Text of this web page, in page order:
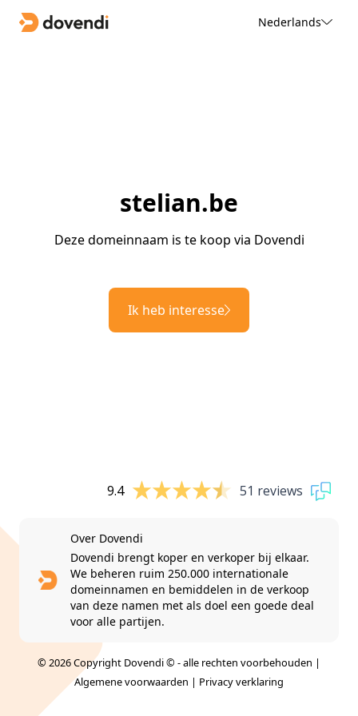
Nederlands
stelian.be
Deze domeinnaam is te koop via Dovendi
Ik heb interesse
9.4 51 reviews
Over Dovendi
Dovendi brengt koper en verkoper bij elkaar.
We beheren ruim 250.000 internationale
domeinnamen en bemiddelen in de verkoop
van deze namen met als doel een goede deal
voor alle partijen.
© 2026 Copyright Dovendi © - alle rechten voorbehouden |
Algemene voorwaarden | Privacy verklaring